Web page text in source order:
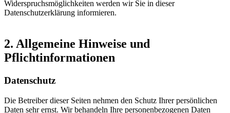
Widerspruchsmöglichkeiten werden wir Sie in dieser
Datenschutzerklärung informieren.
2. Allgemeine Hinweise und
Pflichtinformationen
Datenschutz
Die Betreiber dieser Seiten nehmen den Schutz Ihrer persönlichen
Daten sehr ernst. Wir behandeln Ihre personenbezogenen Daten